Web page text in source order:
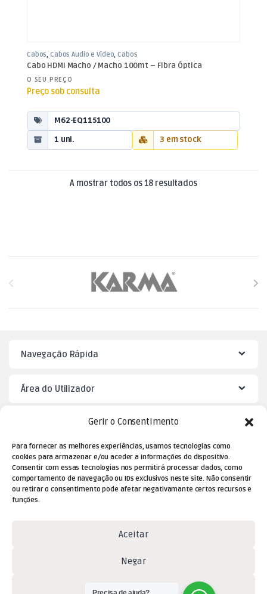
Gerir o Consentimento
Para fornecer as melhores experiências, usamos tecnologias como
cookies para armazenar e/ou aceder a informações do dispositivo.
Consentir com essas tecnologias nos permitirá processar dados, como
comportamento de navegação ou IDs exclusivos neste site. Não consentir
ou retirar o consentimento pode afetar negativamante certos recursos e
funções.
Aceitar
Negar
Ver preferências
Cabos,Cabos Áudio e Vídeo,Cabos
HDMI Fibra
Cabo HDMI Macho / Macho 100mt – Fibra Óptica
O SEU PREÇO
Preço sob consulta
M62-EQ115100
1 uni.
3 em stock
A mostrar todos os 18 resultadosOrdenado por
Navegação Rápida
Área do Utilizador
Dúvidas? Contacte-nos!
(chamada para a rede fixa